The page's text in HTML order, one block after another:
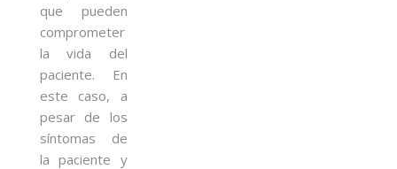
que pueden
comprometer
la vida del
paciente. En
este caso, a
pesar de los
síntomas de
la paciente y